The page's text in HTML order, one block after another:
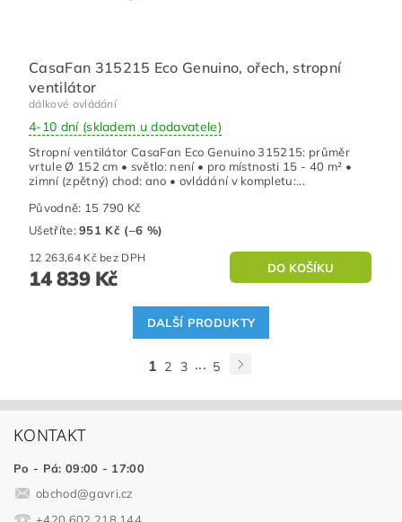
CasaFan 315215 Eco Genuino, ořech, stropní
ventilátor
dálkové ovládání
4-10 dní (skladem u dodavatele)
Stropní ventilátor CasaFan Eco Genuino 315215: průměr
vrtule Ø 152 cm • světlo: není • pro místnosti 15 - 40 m² •
zimní (zpětný) chod: ano • ovládání v kompletu:...
Původně: 15 790 Kč
Ušetříte:951 Kč (–6 %)
12 263,64 Kč bez DPH
14 839 Kč
DALŠÍ PRODUKTY
1 2 3 ... 5
KONTAKT
Po - Pá: 09:00 - 17:00
obchod@gavri.cz
+420 602 218 144